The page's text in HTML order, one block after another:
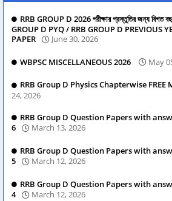
RRB GROUP D 2026 পরীক্ষার প্রস্তুতির জন্য বিগত
GROUP D PYQ / RRB GROUP D PREVIOUS
PAPER
June 30, 2026
WBPSC MISCELLANEOUS 2026 May
RRB Group D Physics Chapterwise FREE
24, 2026
RRB Group D Question Papers with
6
March 13, 2026
RRB Group D Question Papers with
5
March 12, 2026
RRB Group D Question Papers with
4
March 12, 2026